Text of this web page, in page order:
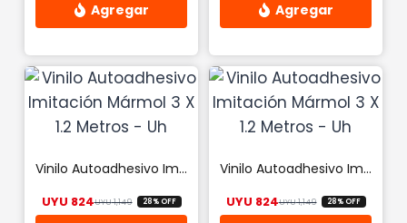
producto
tiene
múltiples
variantes.
Las
se
Vinilo Autoadhesivo Imitación Mármol 3 X 1.2 Metros – Uh
UYU1,149El precio original era: UYU 1,149.
UYU 824 El precio actual es: UYU 824.
28% OFF
Vinilo Autoadhesivo Imitación Mármol 3 X 1.2 Metros – Uh
UYU1,149El precio
UYU 824 El precio actual
28% OFF